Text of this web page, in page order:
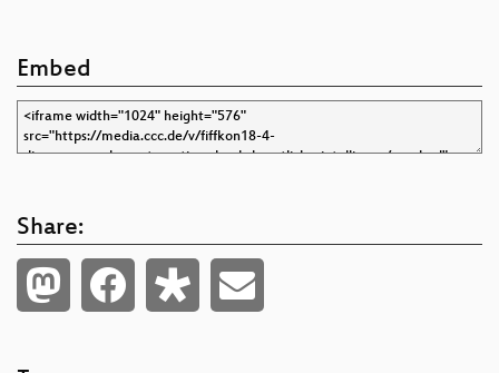
Embed
Share: